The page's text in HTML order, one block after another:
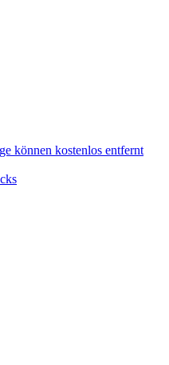
können kostenlos entfernt